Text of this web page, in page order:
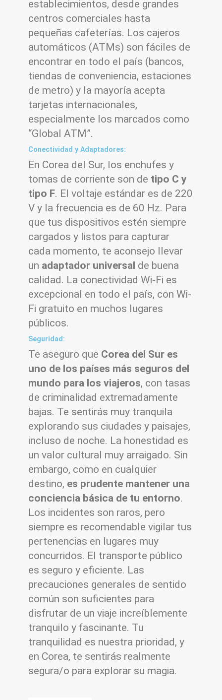
establecimientos, desde grandes
centros comerciales hasta
pequeñas cafeterías. Los cajeros
automáticos (ATMs) son fáciles de
encontrar en todo el país (bancos,
tiendas de conveniencia, estaciones
de metro) y la mayoría acepta
tarjetas internacionales,
especialmente los marcados como
“Global ATM”.
Conectividad y Adaptadores:
En Corea del Sur, los enchufes y
tomas de corriente son de tipo C y
tipo F. El voltaje estándar es de 220
V y la frecuencia es de 60 Hz. Para
que tus dispositivos estén siempre
cargados y listos para capturar
cada momento, te aconsejo llevar
un adaptador universal de buena
calidad. La conectividad Wi-Fi es
excepcional en todo el país, con Wi-
Fi gratuito en muchos lugares
públicos.
Seguridad:
Te aseguro que Corea del Sur es
uno de los países más seguros del
mundo para los viajeros, con tasas
de criminalidad extremadamente
bajas. Te sentirás muy tranquila
explorando sus ciudades y paisajes,
incluso de noche. La honestidad es
un valor cultural muy arraigado. Sin
embargo, como en cualquier
destino, es prudente mantener una
conciencia básica de tu entorno.
Los incidentes son raros, pero
siempre es recomendable vigilar tus
pertenencias en lugares muy
concurridos. El transporte público
es seguro y eficiente. Las
precauciones generales de sentido
común son suficientes para
disfrutar de un viaje increíblemente
tranquilo y fascinante. Tu
tranquilidad es nuestra prioridad, y
en Corea, te sentirás realmente
segura/o para explorar su magia.